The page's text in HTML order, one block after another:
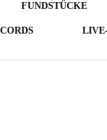
FUNDSTÜCKE